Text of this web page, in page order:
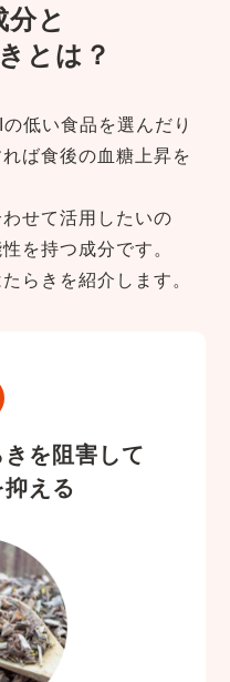
と
とは？
低い食品を選んだり
ば食後の血糖上昇を
せて活用したいの
を持つ成分です。
らきを紹介します。
を阻害して
える